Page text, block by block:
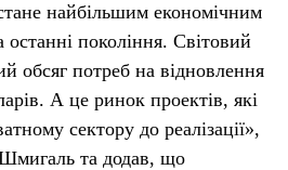
найбільшим економічним
покоління. Світовий
обсяг потреб на відновлення
А це ринок проектів, які
сектору до реалізації»,
та додав, що